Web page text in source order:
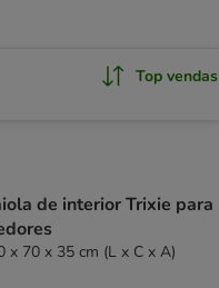
Top vendas
de interior Trixie para
x 70 x 35 cm (L x C x A)